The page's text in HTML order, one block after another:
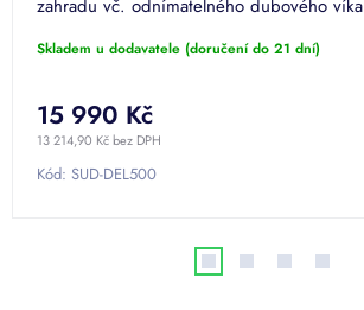
zahradu vč. odnímatelného dubového víka
Skladem u dodavatele (doručení do 21 dní)
13 214,90 Kč bez DPH
15 990 Kč
Kód: SUD-DEL500